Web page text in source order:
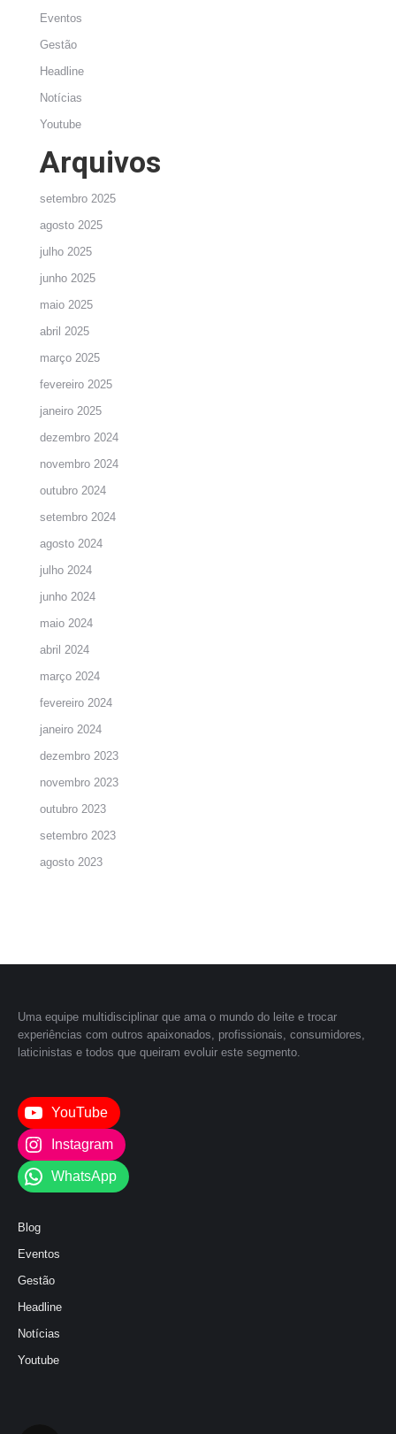
Eventos
Gestão
Headline
Notícias
Youtube
Arquivos
setembro 2025
agosto 2025
julho 2025
junho 2025
maio 2025
abril 2025
março 2025
fevereiro 2025
janeiro 2025
dezembro 2024
novembro 2024
outubro 2024
setembro 2024
agosto 2024
julho 2024
junho 2024
maio 2024
abril 2024
março 2024
fevereiro 2024
janeiro 2024
dezembro 2023
novembro 2023
outubro 2023
setembro 2023
agosto 2023
Uma equipe multidisciplinar que ama o mundo do leite e trocar
experiências com outros apaixonados, profissionais, consumidores,
laticinistas e todos que queiram evoluir este segmento.
YouTube
Instagram
WhatsApp
Blog
Eventos
Gestão
Headline
Notícias
Youtube